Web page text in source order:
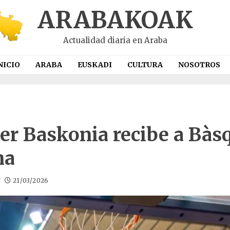
ARABAKOAK
Actualidad diaria en Araba
ARABA EUSKADI CULTURA NOSOTROS
Baskonia recibe a
21/03/2026